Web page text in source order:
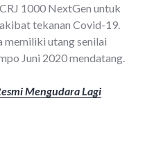
1000 NextGen untuk
tekanan Covid-19.
memiliki utang senilai
Juni 2020 mendatang.
Mengudara Lagi